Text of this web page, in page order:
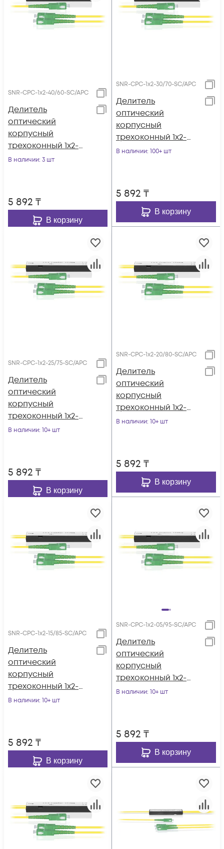
SNR-CPC-1x2-40/60-SC/APC
Делитель
оптический
корпусный
трехоконный 1х2-
40/60 SC/APC
В наличии: 3 шт
5 892 ₸
В корзину
SNR-CPC-1x2-30/70-SC/APC
Делитель
оптический
корпусный
трехоконный 1х2-
30/70 SC/APC
В наличии: 100+ шт
5 892 ₸
В корзину
SNR-CPC-1x2-25/75-SC/APC
Делитель
оптический
корпусный
трехоконный 1х2-
25/75 SC/APC
В наличии: 10+ шт
5 892 ₸
В корзину
SNR-CPC-1x2-20/80-SC/APC
Делитель
оптический
корпусный
трехоконный 1х2-
20/80 SC/APC
В наличии: 10+ шт
5 892 ₸
В корзину
SNR-CPC-1x2-15/85-SC/APC
Делитель
оптический
корпусный
трехоконный 1х2-
15/85 SC/APC
В наличии: 10+ шт
5 892 ₸
В корзину
SNR-CPC-1x2-05/95-SC/APC
Делитель
оптический
корпусный
трехоконный 1х2-
05/95 SC/APC
В наличии: 10+ шт
5 892 ₸
В корзину